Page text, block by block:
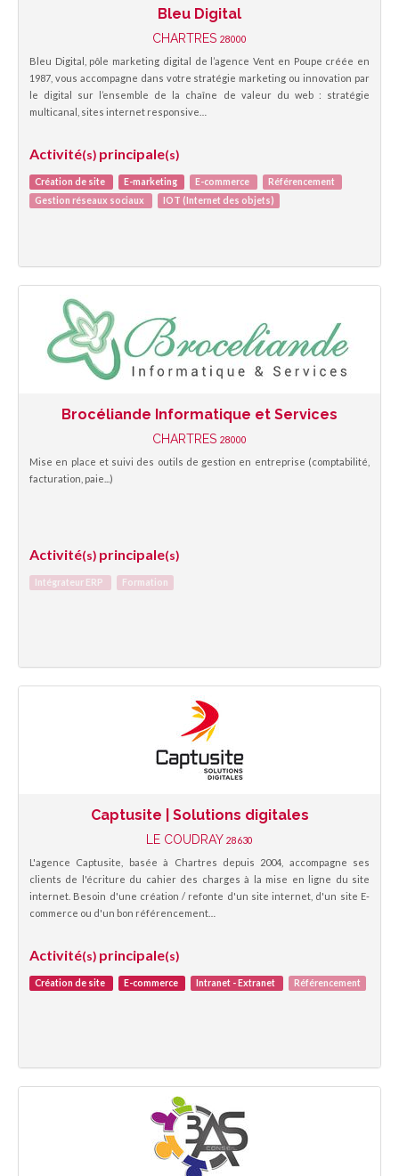
Bleu Digital
CHARTRES 28000
Bleu Digital, pôle marketing digital de l’agence Vent en Poupe créée en
1987, vous accompagne dans votre stratégie marketing ou innovation par
le digital sur l’ensemble de la chaîne de valeur du web : stratégie
multicanal, sites internet responsive…
Activité(s) principale(s)
Création de site E-marketing E-commerce
Référencement
Gestion réseaux sociaux
IOT (Internet des objets)
Brocéliande Informatique et Services
CHARTRES 28000
Mise en place et suivi des outils de gestion en entreprise (comptabilité,
facturation, paie...)
Activité(s) principale(s)
Intégrateur ERP Formation
Captusite | Solutions digitales
LE COUDRAY 28630
L'agence Captusite, basée à Chartres depuis 2004, accompagne ses
clients de l'écriture du cahier des charges à la mise en ligne du site
internet. Besoin d'une création / refonte d'un site internet, d'un site E-
commerce ou d'un bon référencement…
Activité(s) principale(s)
Création de site E-commerce Intranet - Extranet Référencement